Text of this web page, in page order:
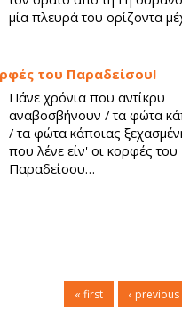
μία πλευρά του ορίζοντα
του Παραδείσου!
Πάνε χρόνια που αντίκρυ
αναβοσβήνουν / τα φώτα
/ τα φώτα κάποιας
που λένε είν' οι κορφές του
Παραδείσου…
« first ‹ previous